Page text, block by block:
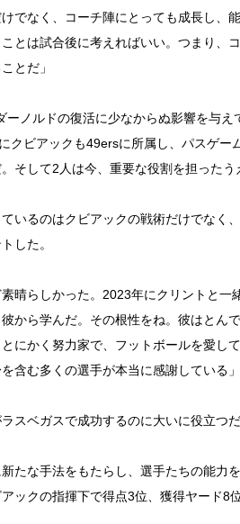
でなく、コーチ陣にとっても成長し、
とは試合後に考えればいい。つまり、
とだ」
ーノルドの復活に少なからぬ影響を与
クビアックも49ersに所属し、パスゲ
そして2人は今、重要な役割を担った
いるのはクビアックの戦術だけでなく
した。
素晴らしかった。2023年にクリントと
から学んだ。その根性をね。彼はとん
にかく努力家で、フットボールを愛し
含む多くの選手が本当に感謝している」
スベガスで成功するのに大いに役立つだ
たな手法をもたらし、選手たちの能力
ックの指揮下で得点3位、獲得ヤード8